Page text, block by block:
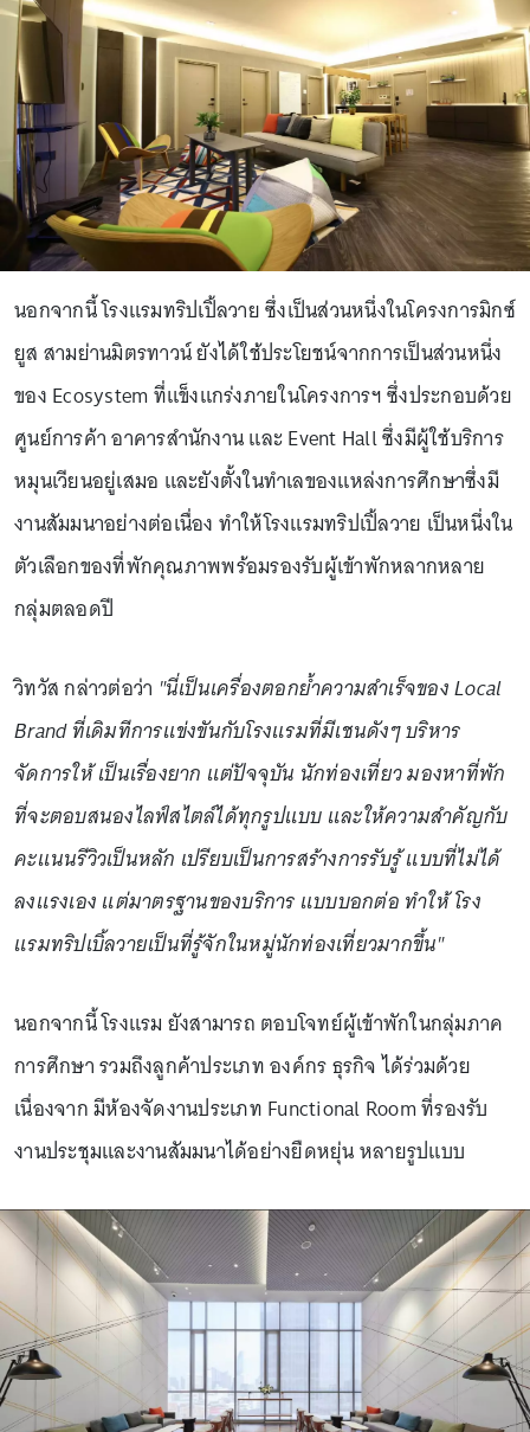
นอกจากนี้ โรงแรมทริปเปิ้ลวาย ซึ่งเป็นส่วนหนึ่งในโครงการมิกซ์
ยูส สามย่านมิตรทาวน์ ยังได้ใช้ประโยชน์จากการเป็นส่วนหนึ่ง
ของ Ecosystem ที่แข็งแกร่งภายในโครงการฯ ซึ่งประกอบด้วย
ศูนย์การค้า อาคารสำนักงาน และ Event Hall ซึ่งมีผู้ใช้บริการ
หมุนเวียนอยู่เสมอ และยังตั้งในทำเลของแหล่งการศึกษาซึ่งมี
งานสัมมนาอย่างต่อเนื่อง ทำให้โรงแรมทริปเปิ้ลวาย เป็นหนึ่งใน
ตัวเลือกของที่พักคุณภาพพร้อมรองรับผู้เข้าพักหลากหลาย
กลุ่มตลอดปี
วิทวัส กล่าวต่อว่า "นี่เป็นเครื่องตอกย้ำความสำเร็จของ Local
Brand ที่เดิมทีการแข่งขันกับโรงแรมที่มีเชนดังๆ บริหาร
จัดการให้ เป็นเรื่องยาก แต่ปัจจุบัน นักท่องเที่ยว มองหาที่พัก
ที่จะตอบสนองไลฟ์สไตล์ได้ทุกรูปแบบ และให้ความสำคัญกับ
คะแนนรีวิวเป็นหลัก เปรียบเป็นการสร้างการรับรู้ แบบที่ไม่ได้
ลงแรงเอง แต่มาตรฐานของบริการ แบบบอกต่อ ทำให้ โรง
แรมทริปเบิ้ลวายเป็นที่รู้จักในหมู่นักท่องเที่ยวมากขึ้น"
นอกจากนี้ โรงแรม ยังสามารถ ตอบโจทย์ผู้เข้าพักในกลุ่มภาค
การศึกษา รวมถึงลูกค้าประเภท องค์กร ธุรกิจ ได้ร่วมด้วย
เนื่องจาก มีห้องจัดงานประเภท Functional Room ที่รองรับ
งานประชุมและงานสัมมนาได้อย่างยืดหยุ่น หลายรูปแบบ